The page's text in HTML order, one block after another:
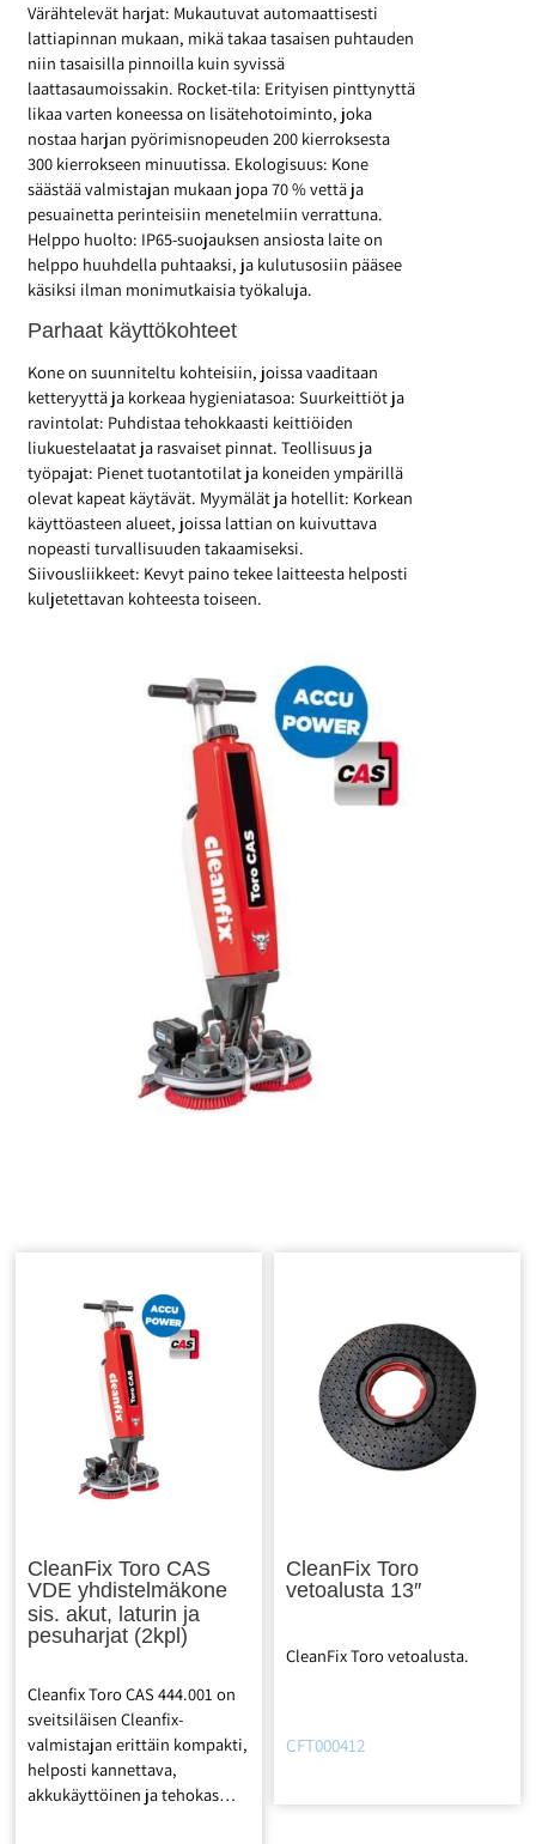
Värähtelevät harjat: Mukautuvat automaattisesti
lattiapinnan mukaan, mikä takaa tasaisen puhtauden
niin tasaisilla pinnoilla kuin syvissä
laattasaumoissakin. Rocket-tila: Erityisen pinttynyttä
likaa varten koneessa on lisätehotoiminto, joka
nostaa harjan pyörimisnopeuden 200 kierroksesta
300 kierrokseen minuutissa. Ekologisuus: Kone
säästää valmistajan mukaan jopa 70 % vettä ja
pesuainetta perinteisiin menetelmiin verrattuna.
Helppo huolto: IP65-suojauksen ansiosta laite on
helppo huuhdella puhtaaksi, ja kulutusosiin pääsee
käsiksi ilman monimutkaisia työkaluja.
Parhaat käyttökohteet
Kone on suunniteltu kohteisiin, joissa vaaditaan
ketteryyttä ja korkeaa hygieniatasoa: Suurkeittiöt ja
ravintolat: Puhdistaa tehokkaasti keittiöiden
liukuestelaatat ja rasvaiset pinnat. Teollisuus ja
työpajat: Pienet tuotantotilat ja koneiden ympärillä
olevat kapeat käytävät. Myymälät ja hotellit: Korkean
käyttöasteen alueet, joissa lattian on kuivuttava
nopeasti turvallisuuden takaamiseksi.
Siivousliikkeet: Kevyt paino tekee laitteesta helposti
kuljetettavan kohteesta toiseen.
CleanFix Toro CAS
VDE yhdistelmäkone
sis. akut, laturin ja
pesuharjat (2kpl)
Cleanfix Toro CAS 444.001 on
sveitsiläisen Cleanfix-
valmistajan erittäin kompakti,
helposti kannettava,
akkukäyttöinen ja tehokas
CleanFix Toro
vetoalusta 13″
CleanFix Toro vetoalusta.
CFT000412